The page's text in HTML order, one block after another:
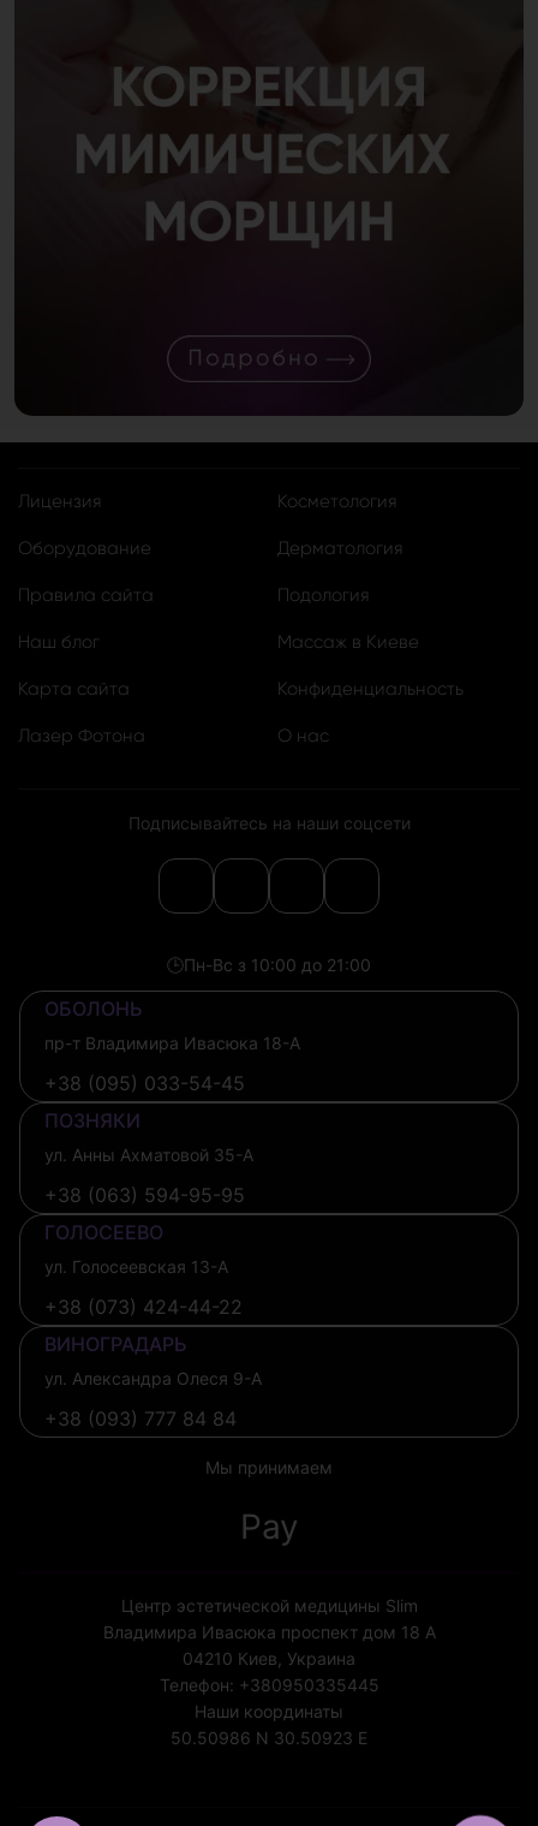
Лицензия
Оборудование
Правила сайта
Наш блог
Карта сайта
Лазер Фотона
Косметология
Дерматология
Подология
Массаж в Киеве
Конфиденциальность
О нас
Подписывайтесь на наши соцсети
🕒Пн-Вс з 10:00 до 21:00
ОБОЛОНЬ
пр-т Владимира Ивасюка 18-А
+38 (095) 033-54-45
ПОЗНЯКИ
ул. Анны Ахматовой 35-А
+38 (063) 594-95-95
ГОЛОСЕЕВО
ул. Голосеевская 13-А
+38 (073) 424-44-22
ВИНОГРАДАРЬ
ул. Александра Олеся 9-А
+38 (093) 777 84 84
Мы принимаем
Pay
Центр эстетической медицины Slim
Владимира Ивасюка проспект дом 18 А
04210 Киев, Украина
Телефон: +380950335445
Наши координаты
50.50986 N 30.50923 E